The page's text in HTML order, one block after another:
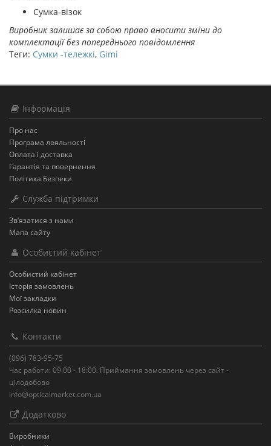
Сумка-візок
Виробник залишає за собою право вносити зміни до
комплектації без попереднього повідомлення
Теги: Сумки -тележкі, Gimi
Інформація
Про нас
Програма лояльності
Оплата і доставка
Гарантія та повернення
Політика Безпеки
Служба підтримки
Зв’язатися з нами
Мапа сайту
Особистий кабінет
Особистий кабінет
Історія замовлень
Мої закладки
Розсилка новин
Контакти
(096) 783-95-75
Час работи: 09:00 - 18:00. Приймання замовлень через сайт -
цілодобово
info@opticalmarket.com.ua
Додатково
Виробники